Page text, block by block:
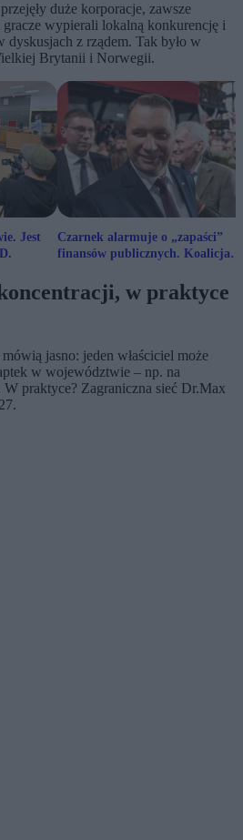
duże korporacje, zawsze
gracze wypierali lokalną konkurencję i
dyskusjach z rządem. Tak było w
Brytanii i Norwegii.
Jest
Czarnek alarmuje o „zapaści”
finansów publicznych. Koalicja
w praktyce
jasno: jeden właściciel może
w województwie – np. na
praktyce? Zagraniczna sieć Dr.Max